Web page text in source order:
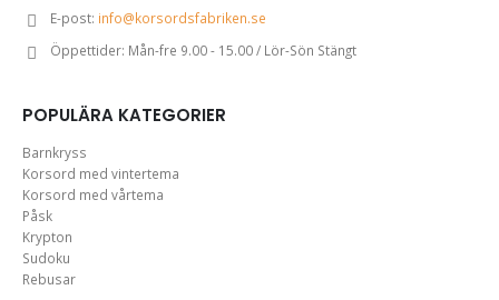
E-post: info@korsordsfabriken.se
Öppettider: Mån-fre 9.00 - 15.00 / Lör-Sön Stängt
POPULÄRA KATEGORIER
Barnkryss
Korsord med vintertema
Korsord med vårtema
Påsk
Krypton
Sudoku
Rebusar